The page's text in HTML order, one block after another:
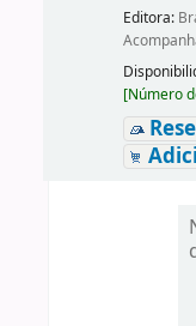
Editora:
[Número